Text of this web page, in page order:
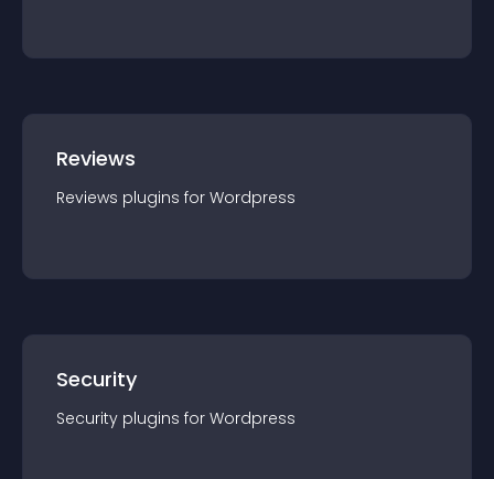
Reviews
Reviews plugins for Wordpress
Security
Security plugins for Wordpress